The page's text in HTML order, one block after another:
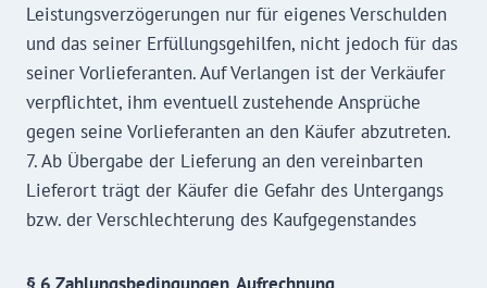
Leistungsverzögerungen nur für eigenes Verschulden
und das seiner Erfüllungsgehilfen, nicht jedoch für das
seiner Vorlieferanten. Auf Verlangen ist der Verkäufer
verpflichtet, ihm eventuell zustehende Ansprüche
gegen seine Vorlieferanten an den Käufer abzutreten.
7. Ab Übergabe der Lieferung an den vereinbarten
Lieferort trägt der Käufer die Gefahr des Untergangs
bzw. der Verschlechterung des Kaufgegenstandes
§ 6 Zahlungsbedingungen, Aufrechnung